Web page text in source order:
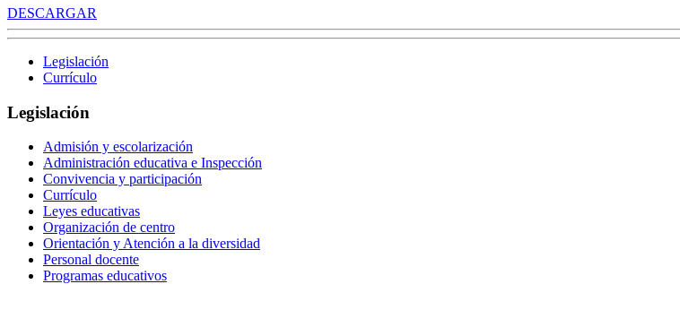
DESCARGAR
Legislación
Currículo
Legislación
Admisión y escolarización
Administración educativa e Inspección
Convivencia y participación
Currículo
Leyes educativas
Organización de centro
Orientación y Atención a la diversidad
Personal docente
Programas educativos